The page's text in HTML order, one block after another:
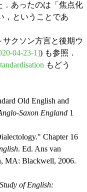
あったのは「焦点化
，ということであ
クソン方言と後期ウ
04-23-1]) も参照．
もどう
Old English and
Saxon England 1
Chapter 16
. Ed. Ans van
MA: Blackwell, 2006.
of English: